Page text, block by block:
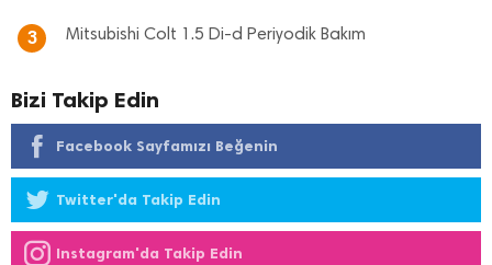
3 Mitsubishi Colt 1.5 Di-d Periyodik Bakım
Bizi Takip Edin
Facebook Sayfamızı Beğenin
Twitter'da Takip Edin
Instagram'da Takip Edin